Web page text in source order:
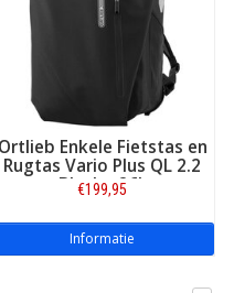
Ortlieb Enkele Fietstas en
Rugtas Vario Plus QL 2.2
Black - 26L
€199,95
Informatie